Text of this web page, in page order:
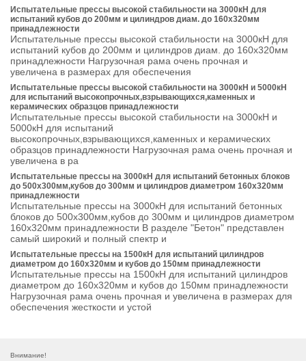
Испытательные прессы высокой стабильности на 3000кН для
испытаний кубов до 200мм и цилиндров диам. до 160х320мм
принадлежности
Испытательные прессы высокой стабильности на 3000кН для
испытаний кубов до 200мм и цилиндров диам. до 160х320мм
принадлежности Нагрузочная рама очень прочная и
увеличена в размерах для обеспечения
Испытательные прессы высокой стабильности на 3000кН и 5000кН
для испытаний высокопрочных,взрывающихся,каменных и
керамических образцов принадлежности
Испытательные прессы высокой стабильности на 3000кН и
5000кН для испытаний
высокопрочных,взрывающихся,каменных и керамических
образцов принадлежности Нагрузочная рама очень прочная и
увеличена в ра
Испытательные прессы на 3000кН для испытаний бетонных блоков
до 500х300мм,кубов до 300мм и цилиндров диаметром 160х320мм
принадлежности
Испытательные прессы на 3000кН для испытаний бетонных
блоков до 500х300мм,кубов до 300мм и цилиндров диаметром
160х320мм принадлежности В разделе "Бетон" представлен
самый широкий и полный спектр и
Испытательные прессы на 1500кН для испытаний цилиндров
диаметром до 160х320мм и кубов до 150мм принадлежности
Испытательные прессы на 1500кН для испытаний цилиндров
диаметром до 160х320мм и кубов до 150мм принадлежности
Нагрузочная рама очень прочная и увеличена в размерах для
обеспечения жесткости и устой
Внимание!